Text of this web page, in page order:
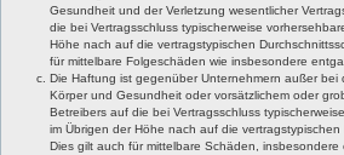
Gesundheit und der Verletzung wesentlicher
die bei Vertragsschluss typischerweise
Höhe nach auf die vertragstypischen
für mittelbare Folgeschäden wie insbesondere
Die Haftung ist gegenüber Unternehmern außer bei
Körper und Gesundheit oder vorsätzlichem oder
Betreibers auf die bei Vertragsschluss
im Übrigen der Höhe nach auf die
Dies gilt auch für mittelbare Schäden, insbesondere